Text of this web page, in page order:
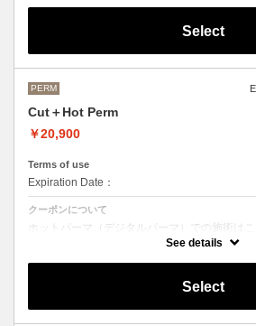
などをご希望の方は、最終受付時間が変わる
●ご不明な点がある場合お手数ですが、お電
●髪の長さにより別途ロング料金を頂戴いたし
M ¥＋1100 L¥＋1650 LL¥＋2200
Select
PERM
Cut＋Hot Perm
￥20,900
Terms of use
Expiration Date：
クーポンについて
ホットパーマ（デジタルパーマ）での施術は
手数ですがお電話にてご確認くださいませ。
M ¥＋1100 L¥＋1650 LL¥＋2200
See details
Select